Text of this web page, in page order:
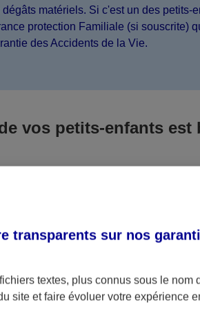
matériels. Si c'est un des petits-
protection Familiale (si souscrite)
des Accidents de la Vie.
vos petits-enfants est
justice, le responsable est la
en guise de dommage.
n’a été désigné ou retrouvé
petite-fille, seule une assurance
transparents sur nos
textes, plus connus sous le nom
site et faire évoluer votre expérience